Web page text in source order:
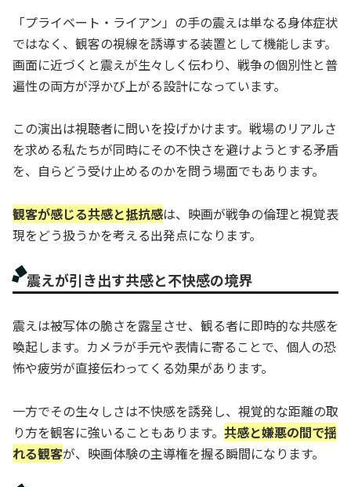
「プライベート・ライアン」の手の震えは単なる身体症状
ではなく、観客の視線を誘導する装置として機能します。
画面に近づくと震えが生々しく伝わり、戦争の個別性と普
遍性の両方が浮かび上がる設計になっています。
この演出は視聴者に問いを投げかけます。戦場のリアルさ
を求める私たちが同時にその不快さを避けようとする矛盾
を、自らどう受け止めるのかを問う場面でもあります。
観客が感じる共感と抵抗感は、映画が戦争の倫理と視覚表
現をどう扱うかを考える出発点になります。
震えが引き出す共感と不快感の境界
震えは被写体の脆さを露呈させ、観る者に即時的な共感を
喚起します。カメラが手元や表情に寄ることで、個人の恐
怖や疲労が直接伝わってくる効果があります。
一方でその生々しさは不快感を誘発し、視覚的な距離の取
り方を観客に強いることもあります。 共感と嫌悪の間で揺
れる観客が、映画体験の主導権を握る瞬間になります。